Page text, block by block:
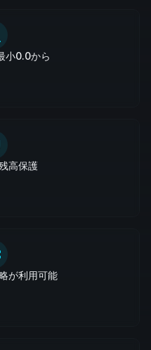
小0.0から
高保護
が利用可能